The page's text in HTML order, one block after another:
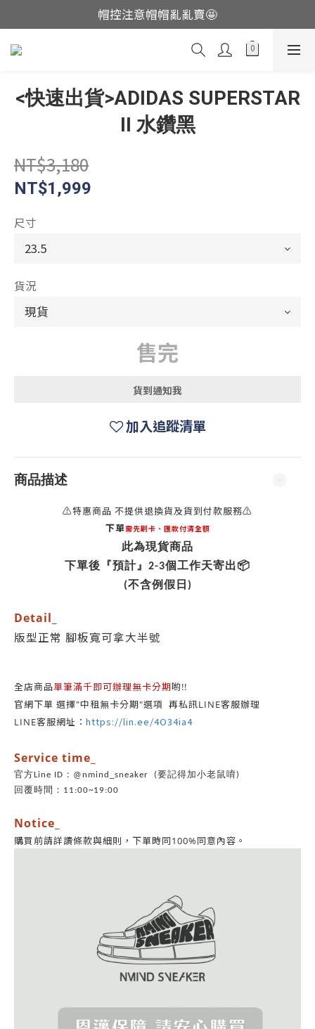
這裡現貨不用等👟
帽控注意帽帽亂亂賣🤩
這裡現貨不用等👟
<快速出貨>ADIDAS SUPERSTAR
II 水鑽黑
NT$3,180
NT$1,999
尺寸
貨況
售完
貨到通知我
加入追蹤清單
商品描述
⚠️特惠商品 不提供退換貨及貨到付款服務⚠️
下單需先刷卡、匯款付清全額
此為現貨商品
下單後『預計』2-3個工作天寄出📦
(不含例假日)
Detail_
版型正常 腳板寬可拿大半號
全店商品單筆滿千即可辦理無卡分期喲!!
官網下單 選擇"中租無卡分期"選項 再私訊LINE客服辦理
LINE客服網址： https://lin.ee/4O34ia4
Service time_
官方Line ID：@nmind_sneaker (要記得加小老鼠唷)
回覆時間：11:00~19:00
Notice_
購買前請詳讀條款與細則， 下單時同100%同意內容。